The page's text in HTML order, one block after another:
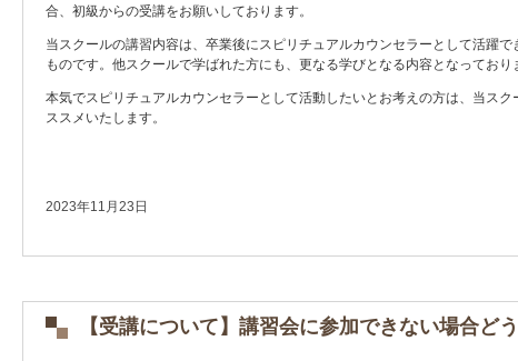
合、初級からの受講をお願いしております。
当スクールの講習内容は、卒業後にスピリチュアルカウンセラーとして活躍
ものです。他スクールで学ばれた方にも、更なる学びとなる内容となっており
本気でスピリチュアルカウンセラーとして活動したいとお考えの方は、当ス
ススメいたします。
2023年11月23日
【受講について】講習会に参加できない場合ど